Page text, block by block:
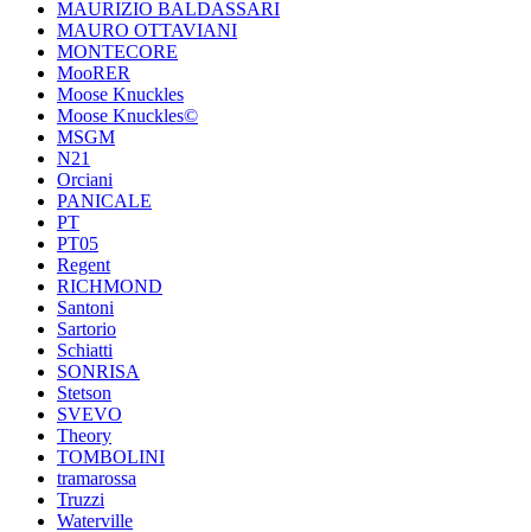
MAURIZIO BALDASSARI
MAURO OTTAVIANI
MONTECORE
MooRER
Moose Knuckles
Moose Knuckles©️
MSGM
N21
Orciani
PANICALE
PT
PT05
Regent
RICHMOND
Santoni
Sartorio
Schiatti
SONRISA
Stetson
SVEVO
Theory
TOMBOLINI
tramarossa
Truzzi
Waterville